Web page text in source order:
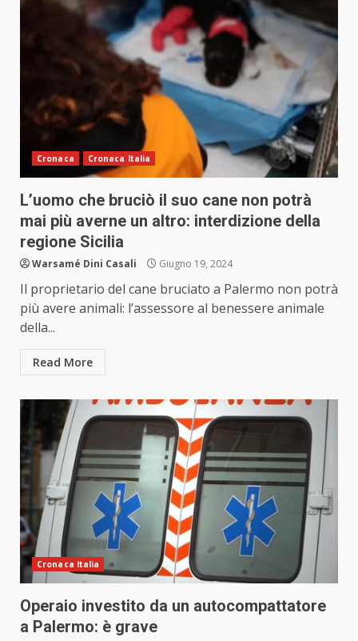
Cronaca Cronaca Italia
L’uomo che bruciò il suo cane non potrà
mai più averne un altro: interdizione della
regione Sicilia
Warsamé Dini Casali Giugno 19, 2024
Il proprietario del cane bruciato a Palermo non potrà
più avere animali: l’assessore al benessere animale
della...
Read More
Cronaca Italia
Operaio investito da un autocompattatore
a Palermo: è grave